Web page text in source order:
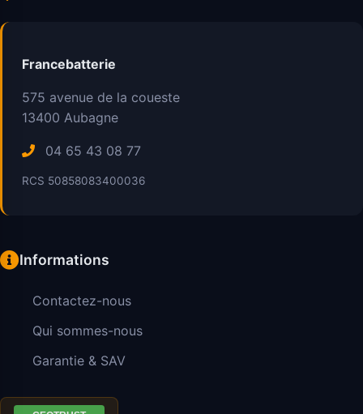
Francebatterie
575 avenue de la coueste
13400 Aubagne
04 65 43 08 77
RCS 50858083400036
Informations
Contactez-nous
Qui sommes-nous
Garantie & SAV